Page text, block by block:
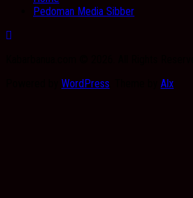
Pedoman Media Sibber
WordPress Alx